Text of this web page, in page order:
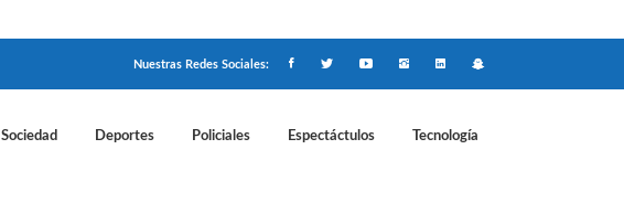
Nuestras Redes Sociales:
Sociedad Deportes Policiales Espectáctulos Tecnología